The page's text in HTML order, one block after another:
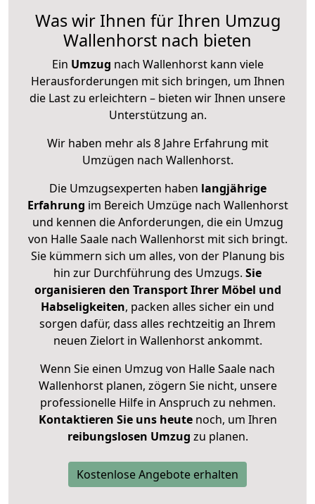
Was wir Ihnen für Ihren Umzug
Wallenhorst nach bieten
Ein Umzug nach Wallenhorst kann viele
Herausforderungen mit sich bringen, um Ihnen
die Last zu erleichtern – bieten wir Ihnen unsere
Unterstützung an.
Wir haben mehr als 8 Jahre Erfahrung mit
Umzügen nach Wallenhorst.
Die Umzugsexperten haben langjährige
Erfahrung im Bereich Umzüge nach Wallenhorst
und kennen die Anforderungen, die ein Umzug
von Halle Saale nach Wallenhorst mit sich bringt.
Sie kümmern sich um alles, von der Planung bis
hin zur Durchführung des Umzugs. Sie
organisieren den Transport Ihrer Möbel und
Habseligkeiten, packen alles sicher ein und
sorgen dafür, dass alles rechtzeitig an Ihrem
neuen Zielort in Wallenhorst ankommt.
Wenn Sie einen Umzug von Halle Saale nach
Wallenhorst planen, zögern Sie nicht, unsere
professionelle Hilfe in Anspruch zu nehmen.
Kontaktieren Sie uns heutenoch, um Ihren
reibungslosen Umzug zu planen.
Kostenlose Angebote erhalten